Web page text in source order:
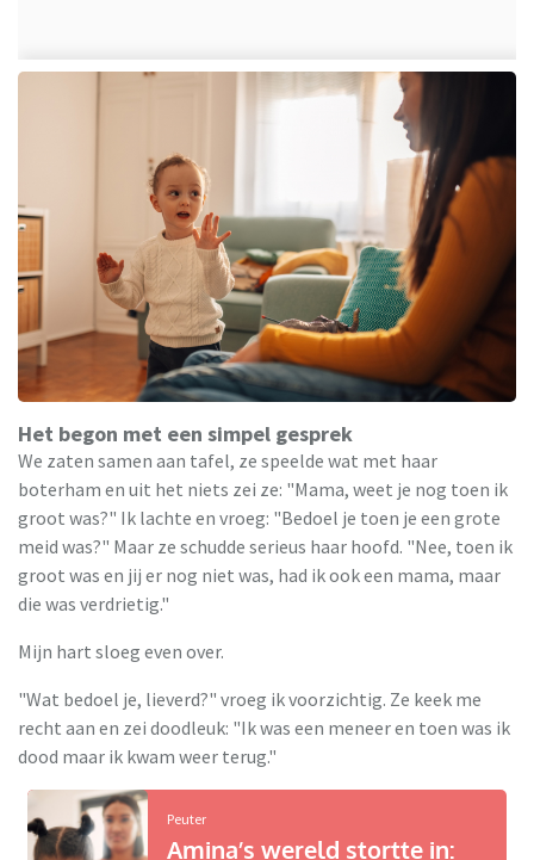
Het begon met een simpel gesprek
We zaten samen aan tafel, ze speelde wat met haar
boterham en uit het niets zei ze: "Mama, weet je nog toen ik
groot was?" Ik lachte en vroeg: "Bedoel je toen je een grote
meid was?" Maar ze schudde serieus haar hoofd. "Nee, toen ik
groot was en jij er nog niet was, had ik ook een mama, maar
die was verdrietig."
Mijn hart sloeg even over.
"Wat bedoel je, lieverd?" vroeg ik voorzichtig. Ze keek me
recht aan en zei doodleuk: "Ik was een meneer en toen was ik
dood maar ik kwam weer terug."
Peuter
Amina’s wereld stortte in: